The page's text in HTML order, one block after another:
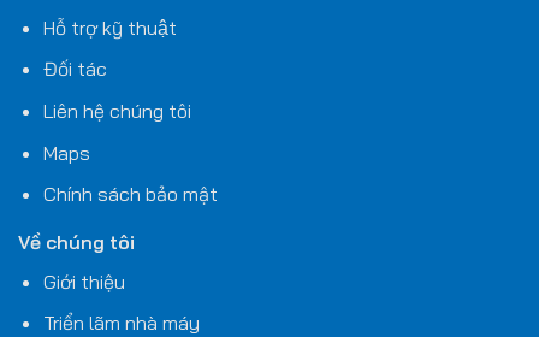
Hỗ trợ kỹ thuật
Đối tác
Liên hệ chúng tôi
Maps
Chính sách bảo mật
Về chúng tôi
Giới thiệu
Triển lãm nhà máy